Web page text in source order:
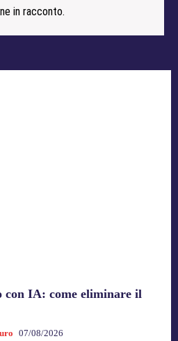
in racconto.
con IA: come eliminare il
07/08/2026